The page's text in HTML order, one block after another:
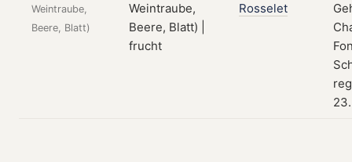
Weintraube,
Beere, Blatt)
Rosselet